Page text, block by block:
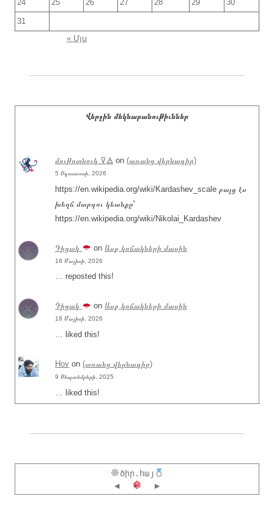
24 25 26 27 28 29 30
31
« Մյս
Վերջին մեկնաբանութիւններ
մութոտնուկ ⊽🜁 on (առանց վերնագիր)
5 Օգոստոսի, 2026
https://en.wikipedia.org/wiki/Kardashev_scale բայց էս
խեղճ մարդու կեանքը՝
https://en.wikipedia.org/wiki/Nikolai_Kardashev
Դիցակ on Ասք կոճակների մասին
18 Մայիսի, 2026
… reposted this!
Դիցակ on Ասք կոճակների մասին
18 Մայիսի, 2026
… liked this!
Hov on (առանց վերնագիր)
9 Սեպտեմբերի, 2025
… liked this!
ծիր.հայ
◀
▶